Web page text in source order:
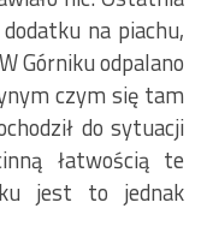
na piachu,
Górniku odpalano
czym się tam
do sytuacji
łatwością te
jest to jednak